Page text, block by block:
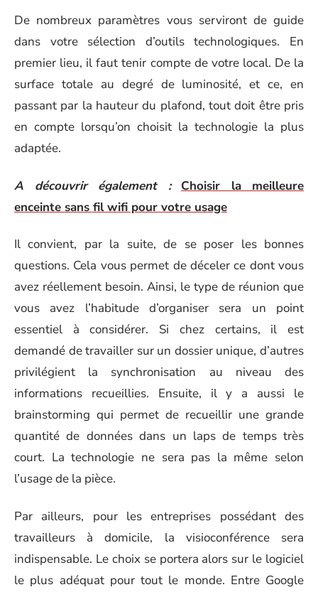
De nombreux paramètres vous serviront de guide
dans votre sélection d’outils technologiques. En
premier lieu, il faut tenir compte de votre local. De la
surface totale au degré de luminosité, et ce, en
passant par la hauteur du plafond, tout doit être pris
en compte lorsqu’on choisit la technologie la plus
adaptée.
A découvrir également :
Choisir la meilleure
enceinte sans fil wifi pour votre usage
Il convient, par la suite, de se poser les bonnes
questions. Cela vous permet de déceler ce dont vous
avez réellement besoin. Ainsi, le type de réunion que
vous avez l’habitude d’organiser sera un point
essentiel à considérer. Si chez certains, il est
demandé de travailler sur un dossier unique, d’autres
privilégient la synchronisation au niveau des
informations recueillies. Ensuite, il y a aussi le
brainstorming qui permet de recueillir une grande
quantité de données dans un laps de temps très
court. La technologie ne sera pas la même selon
l’usage de la pièce.
Par ailleurs, pour les entreprises possédant des
travailleurs à domicile, la visioconférence sera
indispensable. Le choix se portera alors sur le logiciel
le plus adéquat pour tout le monde. Entre Google